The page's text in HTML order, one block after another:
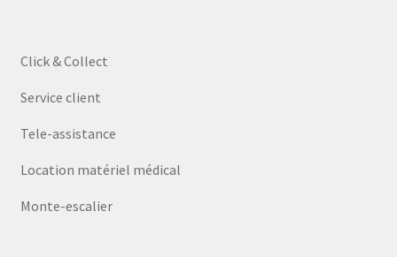
Click & Collect
Service client
Tele-assistance
Location matériel médical
Monte-escalier